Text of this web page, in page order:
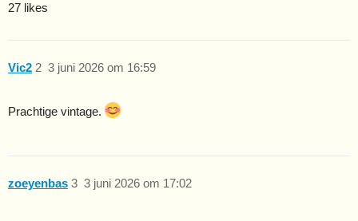
27 likes
Vic2 3 juni 2026 om 16:59
2
Prachtige vintage.
zoeyenbas 3 juni 2026 om 17:02
3